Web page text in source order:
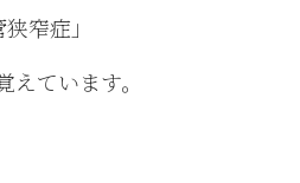
窄症」
ています。